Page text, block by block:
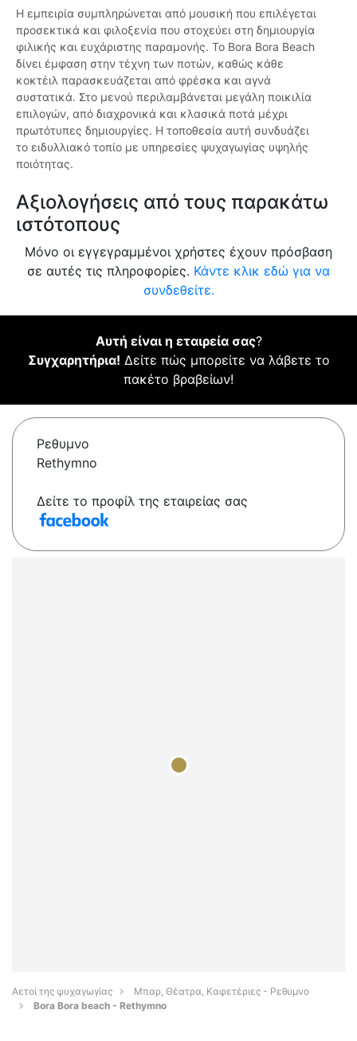
Η εμπειρία συμπληρώνεται από μουσική που επιλέγεται
προσεκτικά και φιλοξενία που στοχεύει στη δημιουργία
φιλικής και ευχάριστης παραμονής. Το Bora Bora Beach
δίνει έμφαση στην τέχνη των ποτών, καθώς κάθε
κοκτέιλ παρασκευάζεται από φρέσκα και αγνά
συστατικά. Στο μενού περιλαμβάνεται μεγάλη ποικιλία
επιλογών, από διαχρονικά και κλασικά ποτά μέχρι
πρωτότυπες δημιουργίες. Η τοποθεσία αυτή συνδυάζει
το ειδυλλιακό τοπίο με υπηρεσίες ψυχαγωγίας υψηλής
ποιότητας.
Αξιολογήσεις από τους παρακάτω
ιστότοπους
Μόνο οι εγγεγραμμένοι χρήστες έχουν πρόσβαση
σε αυτές τις πληροφορίες. Κάντε κλικ εδώ για να
συνδεθείτε.
Αυτή είναι η εταιρεία σας?
Συγχαρητήρια! Δείτε πώς μπορείτε να λάβετε το
πακέτο βραβείων!
Ρεθυμνο
Rethymno
Δείτε το προφίλ της εταιρείας σας
Αετοί της ψυχαγωγίας
Μπαρ, Θέατρα, Καφετέριες - Ρεθυμνο
Bora Bora beach - Rethymno